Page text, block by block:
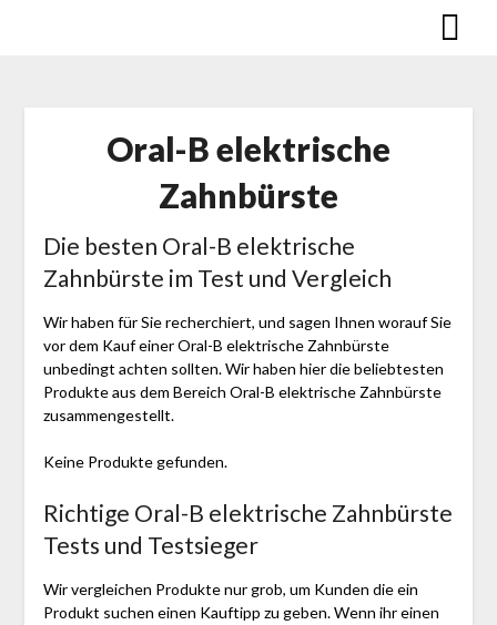
Oral-B elektrische
Zahnbürste
Die besten Oral-B elektrische
Zahnbürste im Test und Vergleich
Wir haben für Sie recherchiert, und sagen Ihnen worauf Sie
vor dem Kauf einer Oral-B elektrische Zahnbürste
unbedingt achten sollten. Wir haben hier die beliebtesten
Produkte aus dem Bereich Oral-B elektrische Zahnbürste
zusammengestellt.
Keine Produkte gefunden.
Richtige Oral-B elektrische Zahnbürste
Tests und Testsieger
Wir vergleichen Produkte nur grob, um Kunden die ein
Produkt suchen einen Kauftipp zu geben. Wenn ihr einen